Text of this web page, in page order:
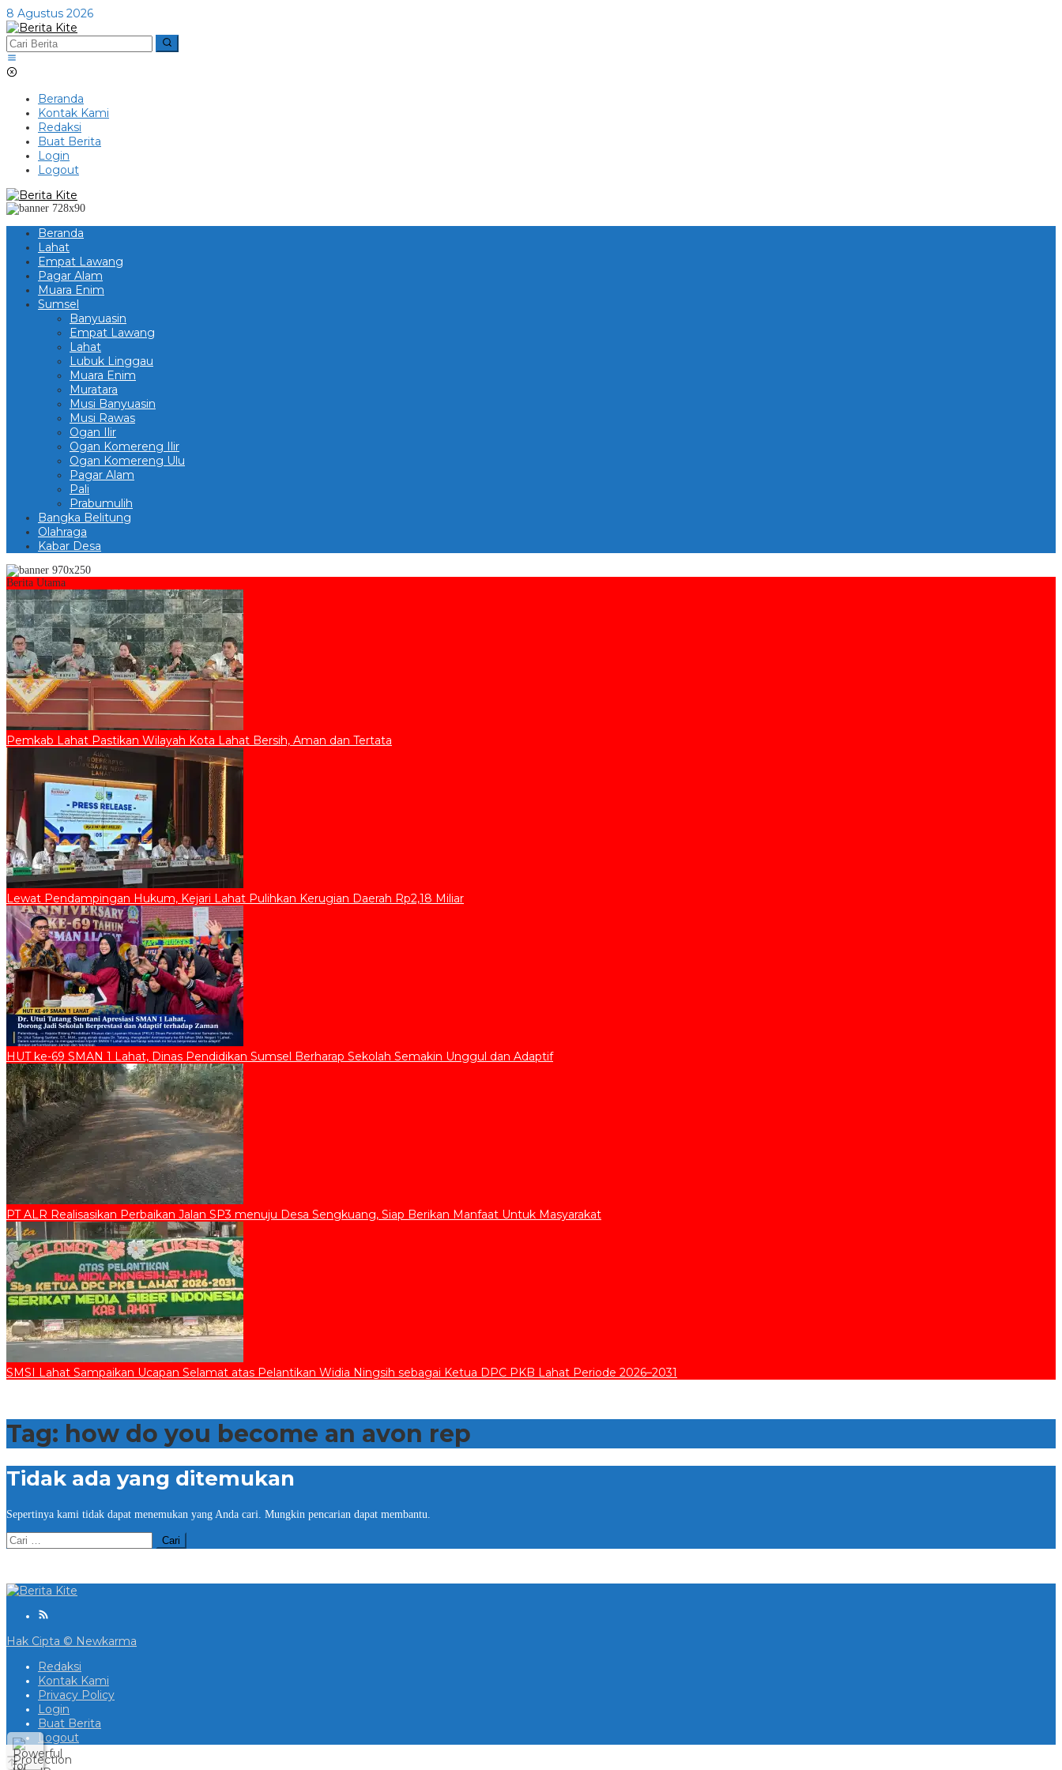
Lewati
ke
konten
8 Agustus 2026
Beranda
Kontak Kami
Redaksi
Buat Berita
Login
Logout
Beranda
Lahat
Empat Lawang
Pagar Alam
Muara Enim
Sumsel
Banyuasin
Empat Lawang
Lahat
Lubuk Linggau
Muara Enim
Muratara
Musi Banyuasin
Musi Rawas
Ogan Ilir
Ogan Komereng Ilir
Ogan Komereng Ulu
Pagar Alam
Pali
Prabumulih
Bangka Belitung
Olahraga
Kabar Desa
Berita Utama
Pemkab Lahat Pastikan Wilayah Kota Lahat Bersih, Aman dan Tertata
Lewat Pendampingan Hukum, Kejari Lahat Pulihkan Kerugian Daerah Rp2,18 Miliar
HUT ke-69 SMAN 1 Lahat, Dinas Pendidikan Sumsel Berharap Sekolah Semakin Unggul dan Adaptif
PT ALR Realisasikan Perbaikan Jalan SP3 menuju Desa Sengkuang, Siap Berikan Manfaat Untuk Masyarakat
SMSI Lahat Sampaikan Ucapan Selamat atas Pelantikan Widia Ningsih sebagai Ketua DPC PKB Lahat Periode 2026–2031
Tag: how do you become an avon rep
Tidak ada yang ditemukan
Sepertinya kami tidak dapat menemukan yang Anda cari. Mungkin pencarian dapat membantu.
Cari
untuk:
Hak Cipta © Newkarma
Redaksi
Kontak Kami
Privacy Policy
Login
Buat Berita
Logout